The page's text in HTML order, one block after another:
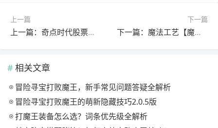
上一篇
上一篇：奇点时代股票攻略（讨论）帖
下一篇
下一篇：魔法工艺【魔法工艺】阿瓦达啃大瓜～不可饶恕咒的魅力！
相关文章
冒险寻宝打败魔王，新手常见问题答疑全解析
冒险寻宝打败魔王的萌新隐藏技巧2.0.5版
打魔王装备怎么选？词条优先级全解析